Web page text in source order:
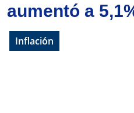
aumentó a
Inflación